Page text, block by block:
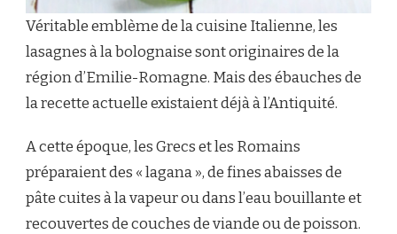
Véritable emblème de la cuisine Italienne, les
lasagnes à la bolognaise sont originaires de la
région d’Emilie-Romagne. Mais des ébauches de
la recette actuelle existaient déjà à l’Antiquité.
A cette époque, les Grecs et les Romains
préparaient des « lagana », de fines abaisses de
pâte cuites à la vapeur ou dans l’eau bouillante et
recouvertes de couches de viande ou de poisson.